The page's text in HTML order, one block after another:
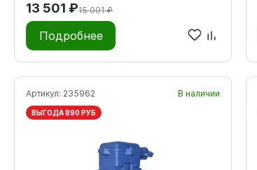
13 501 ₽15 001 ₽
Подробнее
Артикул: 235962 В наличии
ВЫГОДА 890 РУБ